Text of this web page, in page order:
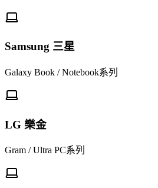
Samsung 三星
Galaxy Book / Notebook系列
LG 樂金
Gram / Ultra PC系列